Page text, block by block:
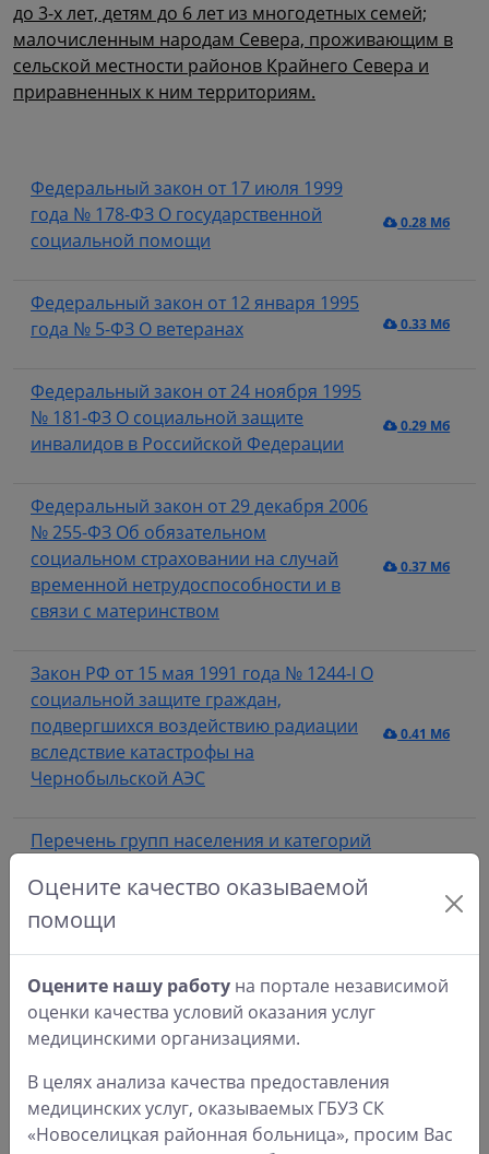
до 3-х лет, детям до 6 лет из многодетных семей;
малочисленным народам Севера, проживающим в
сельской местности районов Крайнего Севера и
приравненных к ним территориям.
Федеральный закон от 17 июля 1999
года № 178-ФЗ О государственной
социальной помощи
0.28 Мб
Федеральный закон от 12 января 1995
года № 5-ФЗ О ветеранах
0.33 Мб
Федеральный закон от 24 ноября 1995
№ 181-ФЗ О социальной защите
инвалидов в Российской Федерации
0.29 Мб
Федеральный закон от 29 декабря 2006
№ 255-ФЗ Об обязательном
социальном страховании на случай
временной нетрудоспособности и в
связи с материнством
0.37 Мб
Закон РФ от 15 мая 1991 года № 1244-I О
социальной защите граждан,
подвергшихся воздействию радиации
вследствие катастрофы на
Чернобыльской АЭС
0.41 Мб
Перечень групп населения и категорий
лечении которых лекарственные
средства и изделия медицинского
0.18 Мб
Перечень групп населения, при
лекарственные средства отпускаются
по рецептам врачей с 50-процентной
скидкой со свободных цен
Оцените качество оказываемой
помощи
Оцените нашу работу на портале независимой
оценки качества условий оказания услуг
медицинскими организациями.
В целях анализа качества предоставления
медицинских услуг, оказываемых ГБУЗ СК
«Новоселицкая районная больница», просим Вас